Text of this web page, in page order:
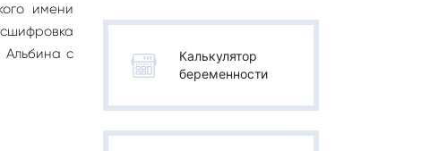
имени
Альбина с
Калькулятор
беременности